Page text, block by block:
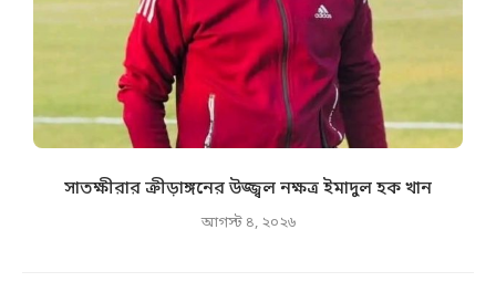
সাতক্ষীরার ক্রীড়াঙ্গনের উজ্জ্বল নক্ষত্র ইমাদুল হক খান
আগস্ট ৪, ২০২৬